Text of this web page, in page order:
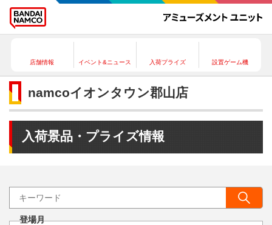
店舗情報 イベント&ニュース 入荷プライズ 設置ゲーム機
namcoイオンタウン郡山店
入荷景品・プライズ情報
登場月